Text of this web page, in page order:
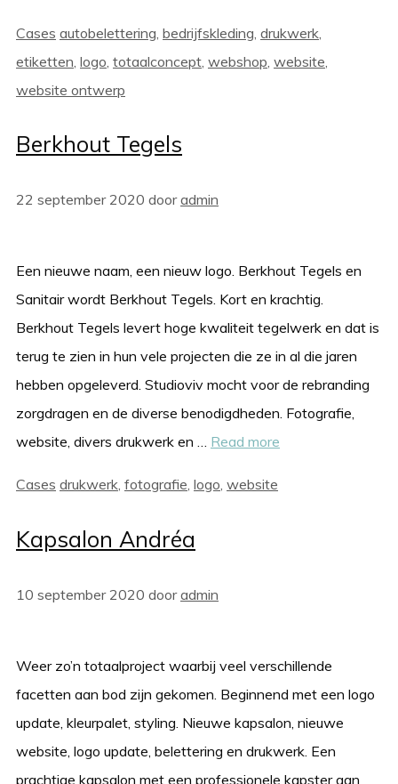
Categorieën
Cases Tags
autobelettering bedrijfskleding drukwerk
etiketten logo totaalconcept webshop website
website ontwerp
Berkhout Tegels
22 september 2020 dooradmin
Een nieuwe naam, een nieuw logo. Berkhout Tegels en
Sanitair wordt Berkhout Tegels. Kort en krachtig.
Berkhout Tegels levert hoge kwaliteit tegelwerk en dat is
terug te zien in hun vele projecten die ze in al die jaren
hebben opgeleverd. Studioviv mocht voor de rebranding
zorgdragen en de diverse benodigdheden. Fotografie,
website, divers drukwerk en … Read more
Categorieën
Cases Tags
drukwerk, fotografie, logo, website
Kapsalon Andréa
10 september 2020 dooradmin
Weer zo’n totaalproject waarbij veel verschillende
facetten aan bod zijn gekomen. Beginnend met een logo
update, kleurpalet, styling. Nieuwe kapsalon, nieuwe
website, logo update, belettering en drukwerk. Een
prachtige kapsalon met een professionele kapster aan